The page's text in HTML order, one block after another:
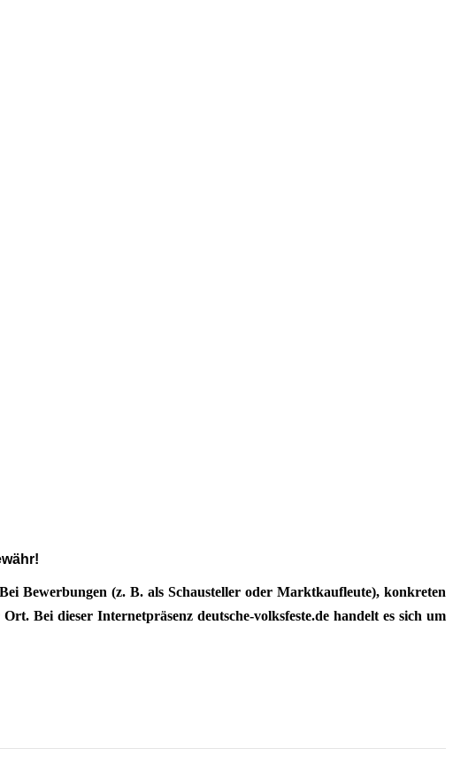
Bewerbungen (z. B. als Schausteller oder Marktkaufleute), konkreten
Bei dieser Internetpräsenz deutsche-volksfeste.de handelt es sich um